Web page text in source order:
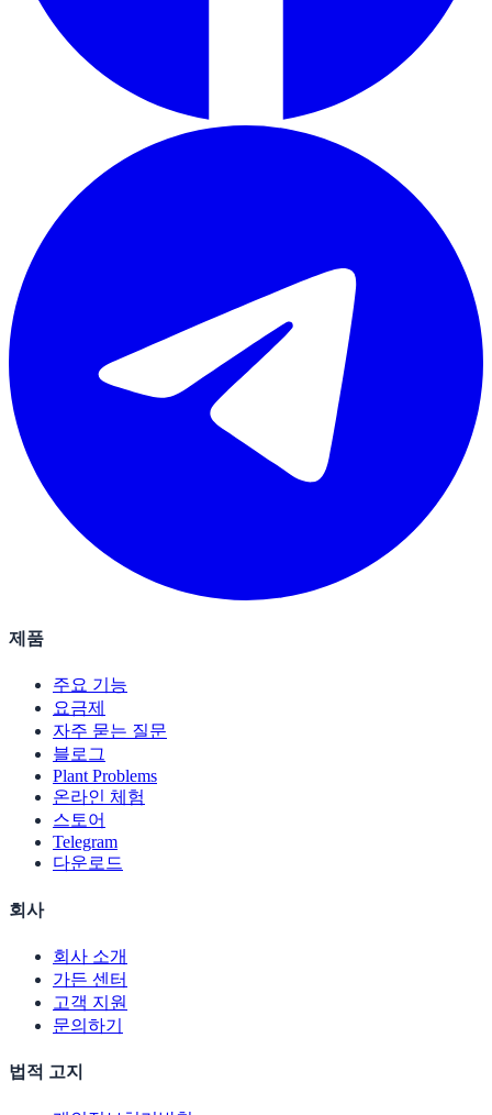
제품
주요 기능
요금제
자주 묻는 질문
블로그
Plant Problems
온라인 체험
스토어
Telegram
다운로드
회사
회사 소개
가든 센터
고객 지원
문의하기
법적 고지